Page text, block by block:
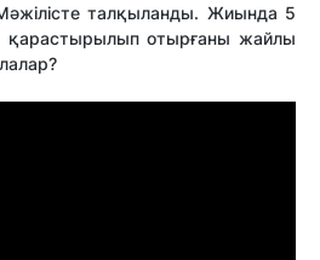
талқыланды. Жиында 5
қарастырылып отырғаны жайлы